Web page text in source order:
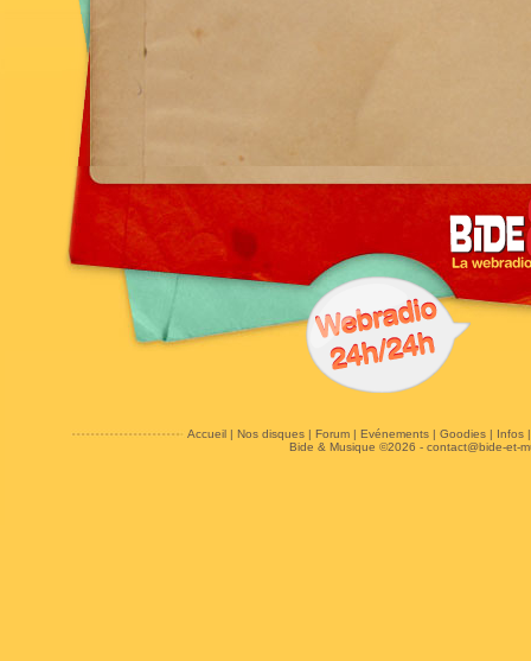
Accueil| Nos disques| Forum| Evénements| Goodies| Infos
Bide & Musique ©2026 - contact@bide-et-